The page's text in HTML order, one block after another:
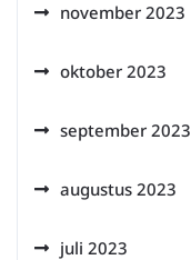
november 2023
oktober 2023
september 2023
augustus 2023
juli 2023